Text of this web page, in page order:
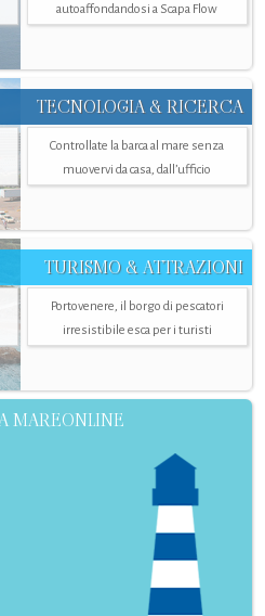
autoaffondandosi a Scapa Flow
TECNOLOGIA & RICERCA
Controllate la barca al mare senza
muovervi da casa, dall’ufficio
TURISMO & ATTRAZIONI
Portovenere, il borgo di pescatori
irresistibile esca per i turisti
MAREONLINE